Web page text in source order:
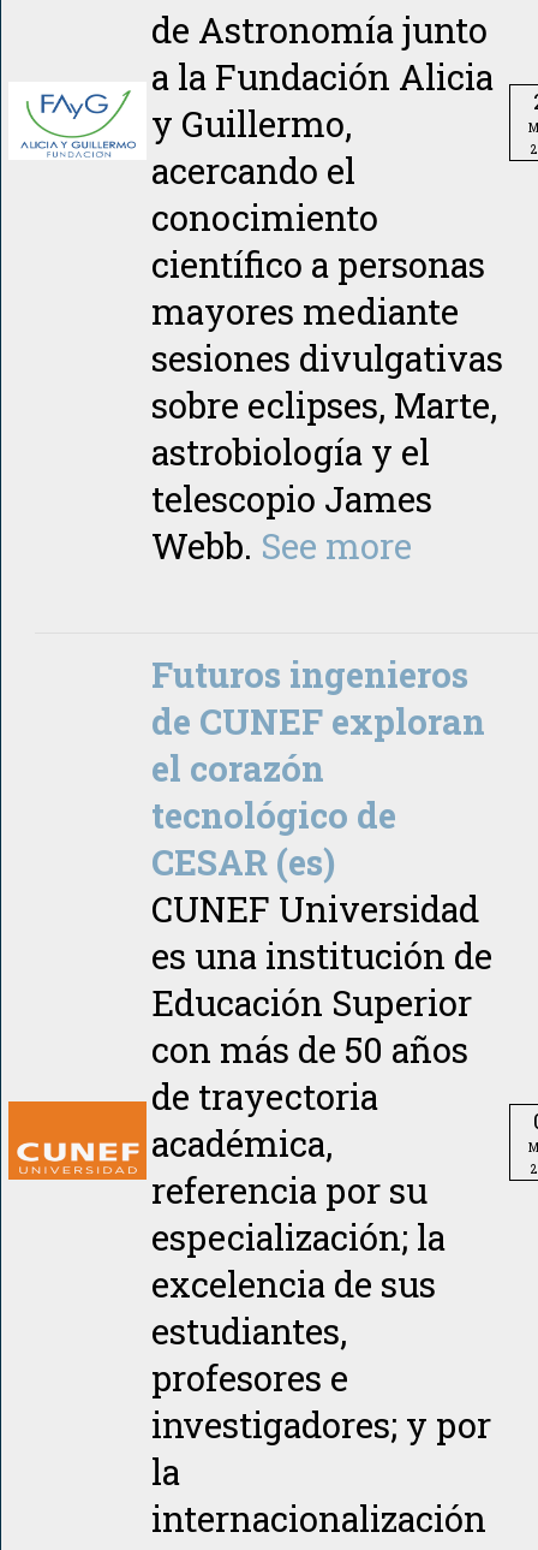
de Astronomía junto
a la Fundación Alicia
y Guillermo,
acercando el
conocimiento
científico a personas
mayores mediante
sesiones divulgativas
sobre eclipses, Marte,
astrobiología y el
telescopio James
Webb. See more
Futuros ingenieros
de CUNEF exploran
el corazón
tecnológico de
CESAR (es)
CUNEF Universidad
es una institución de
Educación Superior
con más de 50 años
de trayectoria
académica,
referencia por su
especialización; la
excelencia de sus
estudiantes,
profesores e
investigadores; y por
la
internacionalización